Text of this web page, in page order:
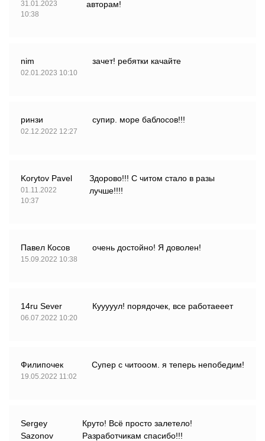
31.01.2023
10:38
авторам!
nim
02.01.2023 10:10
зачет! ребятки качайте
ринзи
02.12.2022 12:27
супир. море баблосов!!!
Korytov Pavel
01.11.2022
10:37
Здорово!!! С читом стало в разы
лучше!!!!
Павел Косов
15.09.2022 10:38
очень достойно! Я доволен!
14ru Sever
06.07.2022 10:20
Кууууул! порядочек, все работаееет
Филипочек
19.05.2022 11:02
Супер с читооом. я теперь непобедим!
Sergey
Sazonov
Круто! Всё просто залетело!
Разработчикам спасибо!!!